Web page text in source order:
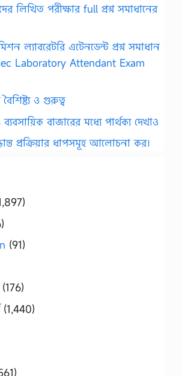
লিখিত পরীক্ষার full প্রশ্ন সমাধানের
ল্যাবরেটরি এটেনডেন্ট প্রশ্ন সমাধান
Laboratory Attendant Exam
ও গুরুত্ব
বাজারের মধ্যে পার্থক্য দেখাও
প্রক্রিয়ার ধাপসমূহ আলোচনা কর।
(91)
(176)
(1,440)